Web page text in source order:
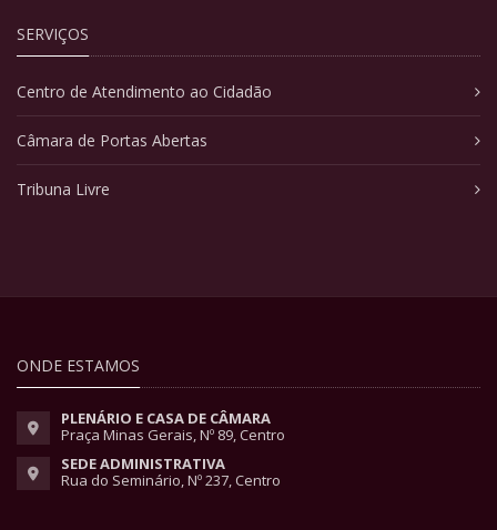
SERVIÇOS
Centro de Atendimento ao Cidadão
Câmara de Portas Abertas
Tribuna Livre
ONDE ESTAMOS
PLENÁRIO E CASA DE CÂMARA
Praça Minas Gerais, Nº 89, Centro
SEDE ADMINISTRATIVA
Rua do Seminário, Nº 237, Centro